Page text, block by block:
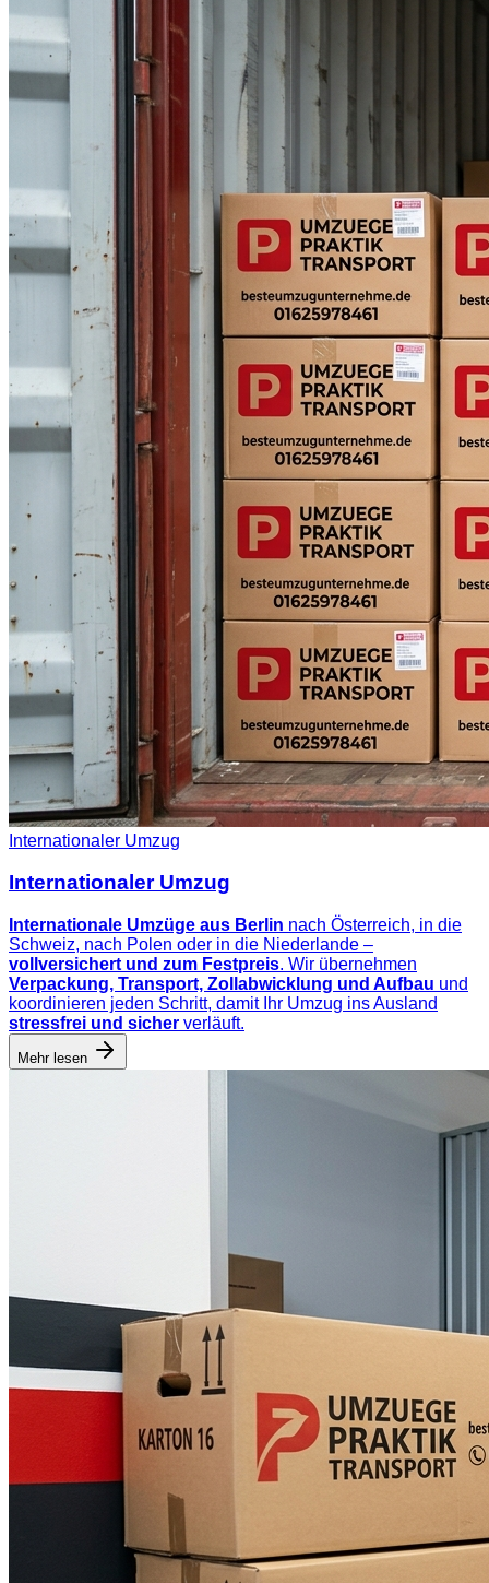
Internationaler Umzug
Internationaler Umzug
Internationale Umzüge aus Berlin nach Österreich, in die
Schweiz, nach Polen oder in die Niederlande –
vollversichert und zum Festpreis. Wir übernehmen
Verpackung, Transport, Zollabwicklung und Aufbau und
koordinieren jeden Schritt, damit Ihr Umzug ins Ausland
stressfrei und sicher verläuft.
Mehr lesen